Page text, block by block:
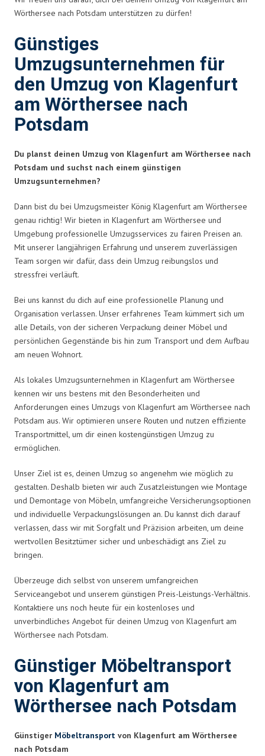
Wörthersee nach Potsdam unterstützen zu dürfen!
Günstiges
Umzugsunternehmen für
den Umzug von Klagenfurt
am Wörthersee nach
Potsdam
Du planst deinen Umzug von Klagenfurt am Wörthersee nach
Potsdam und suchst nach einem günstigen
Umzugsunternehmen?
Dann bist du bei Umzugsmeister König Klagenfurt am Wörthersee
genau richtig! Wir bieten in Klagenfurt am Wörthersee und
Umgebung professionelle Umzugsservices zu fairen Preisen an.
Mit unserer langjährigen Erfahrung und unserem zuverlässigen
Team sorgen wir dafür, dass dein Umzug reibungslos und
stressfrei verläuft.
Bei uns kannst du dich auf eine professionelle Planung und
Organisation verlassen. Unser erfahrenes Team kümmert sich um
alle Details, von der sicheren Verpackung deiner Möbel und
persönlichen Gegenstände bis hin zum Transport und dem Aufbau
am neuen Wohnort.
Als lokales Umzugsunternehmen in Klagenfurt am Wörthersee
kennen wir uns bestens mit den Besonderheiten und
Anforderungen eines Umzugs von Klagenfurt am Wörthersee nach
Potsdam aus. Wir optimieren unsere Routen und nutzen effiziente
Transportmittel, um dir einen kostengünstigen Umzug zu
ermöglichen.
Unser Ziel ist es, deinen Umzug so angenehm wie möglich zu
gestalten. Deshalb bieten wir auch Zusatzleistungen wie Montage
und Demontage von Möbeln, umfangreiche Versicherungsoptionen
und individuelle Verpackungslösungen an. Du kannst dich darauf
verlassen, dass wir mit Sorgfalt und Präzision arbeiten, um deine
wertvollen Besitztümer sicher und unbeschädigt ans Ziel zu
bringen.
Überzeuge dich selbst von unserem umfangreichen
Serviceangebot und unserem günstigen Preis-Leistungs-Verhältnis.
Kontaktiere uns noch heute für ein kostenloses und
unverbindliches Angebot für deinen Umzug von Klagenfurt am
Wörthersee nach Potsdam.
Günstiger Möbeltransport
von Klagenfurt am
Wörthersee nach Potsdam
Günstiger Möbeltransport von Klagenfurt am Wörthersee
nach Potsdam